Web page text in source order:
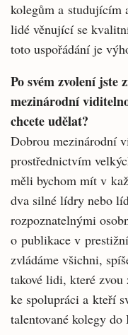
kolegům a studujícím
lidé věnující se
toto uspořádání je
Po svém zvolení jste
mezinárodní
chcete udělat?
Dobrou mezinárodní
prostřednictvím
měli bychom mít v
dva silné lídry nebo
rozpoznatelnými
o publikace v
zvládáme všichni,
takové lidi, které zvou
ke spolupráci a kteří
talentované kolegy do